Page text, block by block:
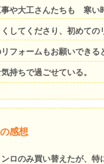
事や大工さんたちも 寒い
してくださり、初めての
フォームもお願いできる
持ちで過ごせている。
感想
ロのみ買い替えたが、特